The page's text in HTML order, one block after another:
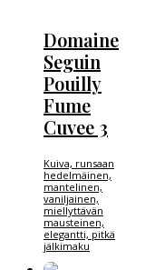
Domaine
Seguin
Pouilly
Fume
Cuvee 3
Kuiva, runsaan
hedelmäinen,
mantelinen,
vaniljainen,
miellyttävän
mausteinen,
elegantti, pitkä
jälkimaku